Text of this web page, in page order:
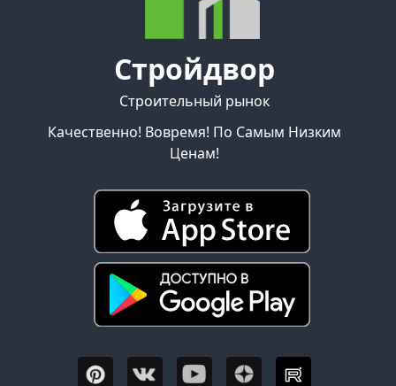
Стройдвор
Строительный рынок
Качественно! Вовремя! По Самым Низким
Ценам!